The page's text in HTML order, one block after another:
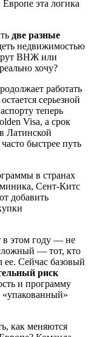
эта логика
две разные
недвижимостью
ВНЖ или
хочу?
работать
серьезной
теперь
Visa, а срок
Латинской
быстрее путь
в странах
Сент‑Китс
добавить
в этом году — не
— тот, кто
ее. Сейчас базовый
риск
и программу
«упакованный»
как меняются